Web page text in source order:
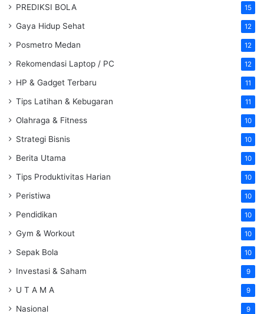
PREDIKSI BOLA 15
Gaya Hidup Sehat 12
Posmetro Medan 12
Rekomendasi Laptop / PC 12
HP & Gadget Terbaru 11
Tips Latihan & Kebugaran 11
Olahraga & Fitness 10
Strategi Bisnis 10
Berita Utama 10
Tips Produktivitas Harian 10
Peristiwa 10
Pendidikan 10
Gym & Workout 10
Sepak Bola 10
Investasi & Saham 9
U T A M A 9
Nasional 9